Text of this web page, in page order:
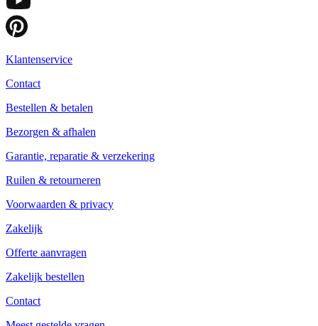
Klantenservice
Contact
Bestellen & betalen
Bezorgen & afhalen
Garantie, reparatie & verzekering
Ruilen & retourneren
Voorwaarden & privacy
Zakelijk
Offerte aanvragen
Zakelijk bestellen
Contact